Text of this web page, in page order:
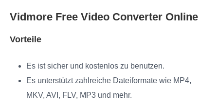
Vidmore Free Video Converter Online
Vorteile
Es ist sicher und kostenlos zu benutzen.
Es unterstützt zahlreiche Dateiformate wie MP4,
MKV, AVI, FLV, MP3 und mehr.